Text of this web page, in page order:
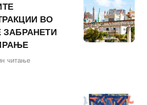
ВО
ЗАБРАНЕТИ
читање